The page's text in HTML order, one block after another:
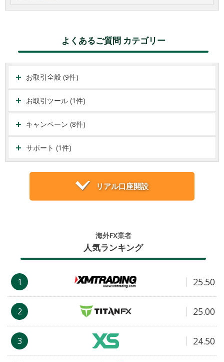
よくあるご質問 カテゴリー
お取引全般 (9件)
お取引ツール (1件)
キャンペーン (8件)
サポート (1件)
リアル口座開設
海外FX業者
人気ランキング
1 25.50
2 25.00
3 24.50